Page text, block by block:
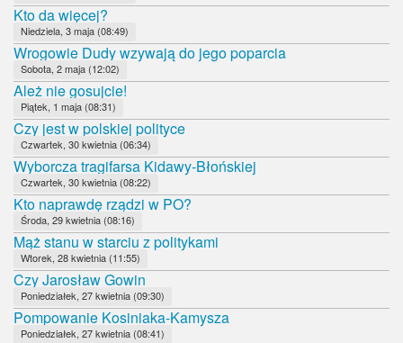
Kto da więcej?
Niedziela, 3 maja (08:49)
Wrogowie Dudy wzywają do jego poparcia
Sobota, 2 maja (12:02)
Ależ nie gosujcie!
Piątek, 1 maja (08:31)
Czy jest w polskiej polityce
Czwartek, 30 kwietnia (06:34)
Wyborcza tragifarsa Kidawy-Błońskiej
Czwartek, 30 kwietnia (08:22)
Kto naprawdę rządzi w PO?
Środa, 29 kwietnia (08:16)
Mąż stanu w starciu z politykami
Wtorek, 28 kwietnia (11:55)
Czy Jarosław Gowin
Poniedziałek, 27 kwietnia (09:30)
Pompowanie Kosiniaka-Kamysza
Poniedziałek, 27 kwietnia (08:41)